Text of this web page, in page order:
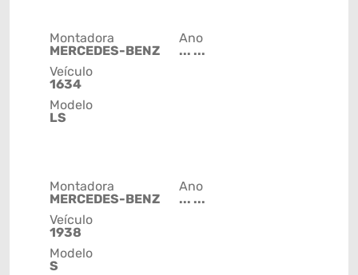
Montadora
MERCEDES-BENZ
Veículo
1634
Modelo
LS
Ano
... ...
Montadora
MERCEDES-BENZ
Veículo
1938
Modelo
S
Ano
... ...